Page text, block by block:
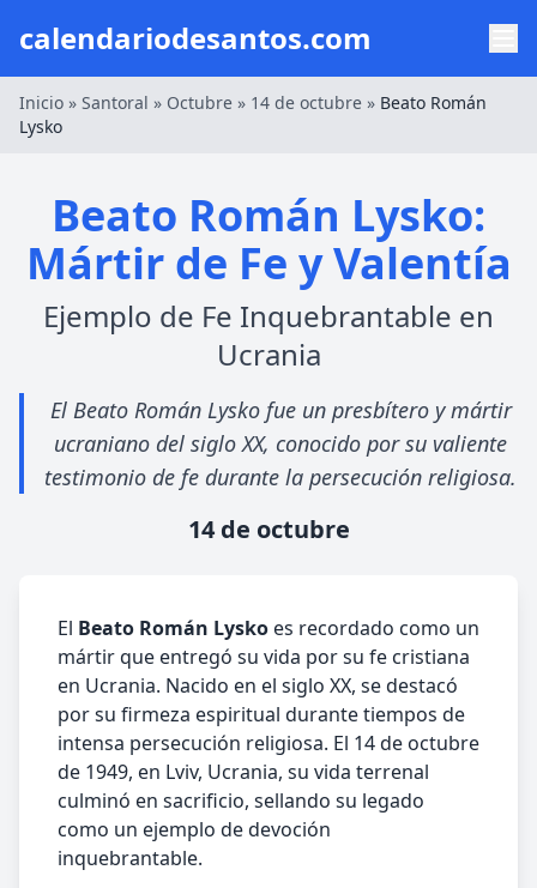
calendariodesantos.com
Inicio » Santoral » Octubre » 14 de octubre » Beato Román
Lysko
Beato Román Lysko:
Mártir de Fe y Valentía
Ejemplo de Fe Inquebrantable en
Ucrania
El Beato Román Lysko fue un presbítero y mártir
ucraniano del siglo XX, conocido por su valiente
testimonio de fe durante la persecución religiosa.
14 de octubre
El Beato Román Lysko es recordado como un
mártir que entregó su vida por su fe cristiana
en Ucrania. Nacido en el siglo XX, se destacó
por su firmeza espiritual durante tiempos de
intensa persecución religiosa. El 14 de octubre
de 1949, en Lviv, Ucrania, su vida terrenal
culminó en sacrificio, sellando su legado
como un ejemplo de devoción
inquebrantable.